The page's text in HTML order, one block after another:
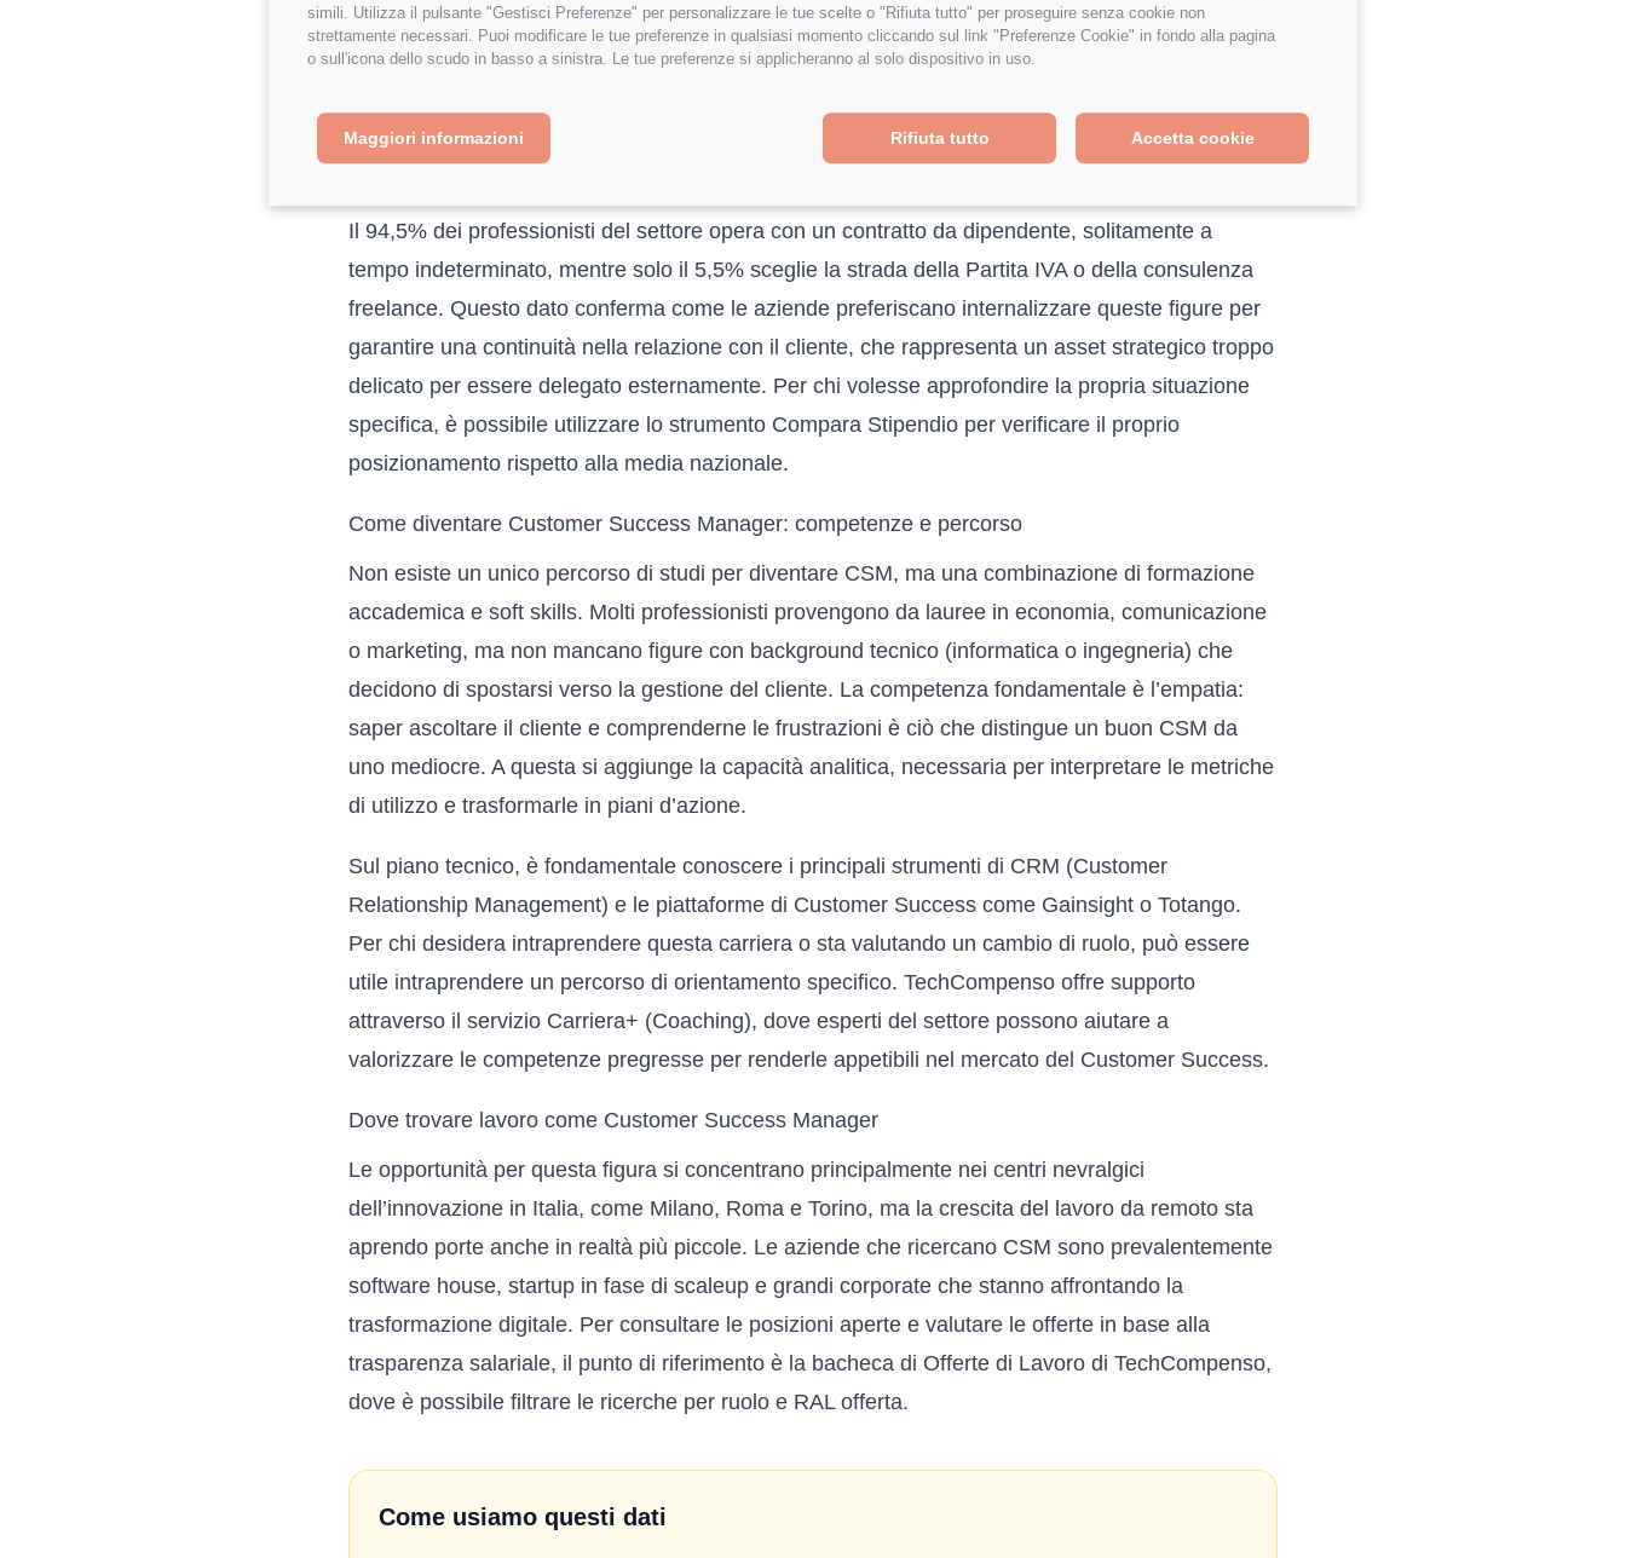
simili. Utilizza il pulsante "Gestisci Preferenze" per personalizzare le tue scelte o "Rifiuta tutto" per proseguire senza cookie non
strettamente necessari. Puoi modificare le tue preferenze in qualsiasi momento cliccando sul link "Preferenze Cookie" in fondo alla pagina
o sull'icona dello scudo in basso a sinistra. Le tue preferenze si applicheranno al solo dispositivo in uso.
Accetta cookie
Rifiuta tutto
Maggiori informazioni
empatiche, il gender gap rimane un tema aperto: nel 2025 la distribuzione vedeva gli uomini
all’84,5% e le donne al 15,4%. Si tratta di un dato che riflette la composizione generale del
come il CSM.
Il 94,5% dei professionisti del settore opera con un contratto da dipendente, solitamente a
tempo indeterminato, mentre solo il 5,5% sceglie la strada della Partita IVA o della consulenza
freelance. Questo dato conferma come le aziende preferiscano internalizzare queste figure per
garantire una continuità nella relazione con il cliente, che rappresenta un asset strategico troppo
delicato per essere delegato esternamente. Per chi volesse approfondire la propria situazione
specifica, è possibile utilizzare lo strumento Compara Stipendio per verificare il proprio
posizionamento rispetto alla media nazionale.
Come diventare Customer Success Manager: competenze e percorso
Non esiste un unico percorso di studi per diventare CSM, ma una combinazione di formazione
accademica e soft skills. Molti professionisti provengono da lauree in economia, comunicazione
o marketing, ma non mancano figure con background tecnico (informatica o ingegneria) che
decidono di spostarsi verso la gestione del cliente. La competenza fondamentale è l’empatia:
saper ascoltare il cliente e comprenderne le frustrazioni è ciò che distingue un buon CSM da
uno mediocre. A questa si aggiunge la capacità analitica, necessaria per interpretare le metriche
di utilizzo e trasformarle in piani d’azione.
Sul piano tecnico, è fondamentale conoscere i principali strumenti di CRM (Customer
Relationship Management) e le piattaforme di Customer Success come Gainsight o Totango.
Per chi desidera intraprendere questa carriera o sta valutando un cambio di ruolo, può essere
utile intraprendere un percorso di orientamento specifico. TechCompenso offre supporto
attraverso il servizio Carriera+ (Coaching), dove esperti del settore possono aiutare a
valorizzare le competenze pregresse per renderle appetibili nel mercato del Customer Success.
Dove trovare lavoro come Customer Success Manager
Le opportunità per questa figura si concentrano principalmente nei centri nevralgici
dell’innovazione in Italia, come Milano, Roma e Torino, ma la crescita del lavoro da remoto sta
aprendo porte anche in realtà più piccole. Le aziende che ricercano CSM sono prevalentemente
software house, startup in fase di scaleup e grandi corporate che stanno affrontando la
trasformazione digitale. Per consultare le posizioni aperte e valutare le offerte in base alla
trasparenza salariale, il punto di riferimento è la bacheca di Offerte di Lavoro di TechCompenso,
dove è possibile filtrare le ricerche per ruolo e RAL offerta.
Come usiamo questi dati